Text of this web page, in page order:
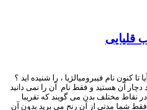
قلیایی
تا کنون نام فیبرومیالژیا ، را شنیده اید ؟
دچار آن هستید و فقط نام آن را نمی دانید
نقاط مختلف بدن می گویند که تقریبا
شما مدتی از آن رنج می برید بدون آن